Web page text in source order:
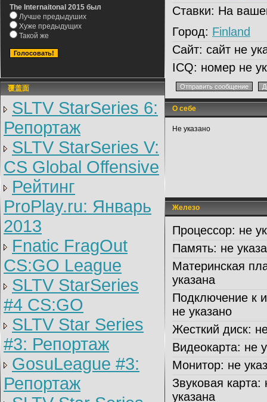
The Internaitonal 2015 был
Лучше предыдуших
Хуже предыдущих
Такой же
覆盖面
SLTV StarSeries 6:
Репортаж
SLTV StarSeries V:
CS Global Offensive
Рейтинг
ProPlay.ru: Январь
2013
Fnatic FragOut
CS:GO League
SLTV StarSeries
#4 CS:GO
SLTV Star Series
#3: Репортаж
GosuLeague #3:
Репортаж
Ставки: На
Город: Finland
Сайт: сайт не
ICQ: номер не
О себе
Не указано
Железо
Процессор: не
Память: не
Материнская
указана
Подключение к
не указано
Жесткий диск:
Видеокарта: не
Монитор: не
Звуковая карта:
указана